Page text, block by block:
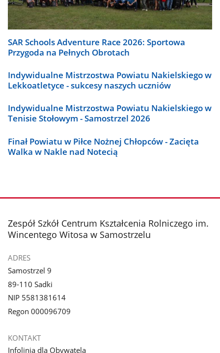
SAR Schools Adventure Race 2026: Sportowa
Przygoda na Pełnych Obrotach
Indywidualne Mistrzostwa Powiatu Nakielskiego w
Lekkoatletyce - sukcesy naszych uczniów
Indywidualne Mistrzostwa Powiatu Nakielskiego w
Tenisie Stołowym - Samostrzel 2026
Finał Powiatu w Piłce Nożnej Chłopców - Zacięta
Walka w Nakle nad Notecią
stopka
Zespół Szkół Centrum Kształcenia Rolniczego im.
Wincentego Witosa w Samostrzelu
ADRES
Samostrzel 9
89-110 Sadki
NIP 5581381614
Regon 000096709
KONTAKT
Infolinia dla Obywatela